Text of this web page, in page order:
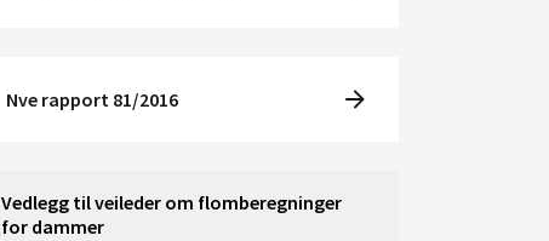
Nve rapport 81/2016
Vedlegg til veileder om flomberegninger
for dammer